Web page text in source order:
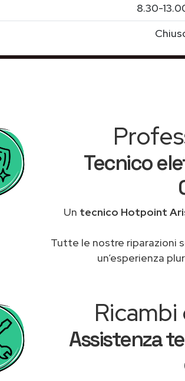
8.30-
Tecnico
Un tecnico Hotpoint
Tutte le nostre riparazioni
un’esperienza
Assistenza